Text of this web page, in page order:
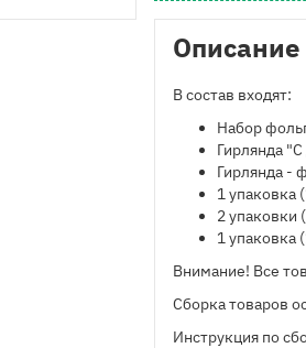
Описание
В состав входят:
Набор
Гирлянда
Гирлянда -
1 упаковка
2 упаковки
1 упаковка
Внимание! Все
Сборка товаров
Инструкция по